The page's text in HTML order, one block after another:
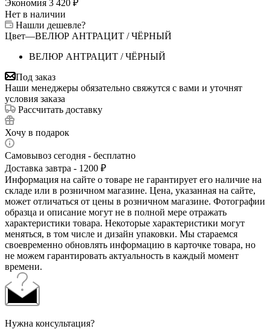
Экономия 3 420 ₽
Нет в наличии
Нашли дешевле?
Цвет—ВЕЛЮР АНТРАЦИТ / ЧЁРНЫЙ
ВЕЛЮР АНТРАЦИТ / ЧЁРНЫЙ
Под заказ
Наши менеджеры обязательно свяжутся с вами и уточнят
условия заказа
Рассчитать доставку
Хочу в подарок
Самовывоз сегодня - бесплатно
Доставка завтра - 1200 ₽
Информация на сайте о товаре не гарантирует его наличие на
складе или в розничном магазине. Цена, указанная на сайте,
может отличаться от цены в розничном магазине. Фотографии
образца и описание могут не в полной мере отражать
характеристики товара. Некоторые характеристики могут
меняться, в том числе и дизайн упаковки. Мы стараемся
своевременно обновлять информацию в карточке товара, но
не можем гарантировать актуальность в каждый момент
времени.
Нужна консультация?